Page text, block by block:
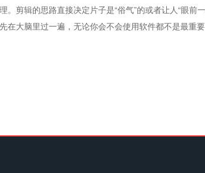
辑的思路直接决定片子是“俗气”的或者让人“眼前
大脑里过一遍，无论你会不会使用软件都不是最重